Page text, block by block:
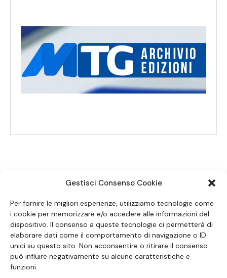
Gestisci Consenso Cookie
Per fornire le migliori esperienze, utilizziamo tecnologie come
i cookie per memorizzare e/o accedere alle informazioni del
dispositivo. Il consenso a queste tecnologie ci permetterà di
elaborare dati come il comportamento di navigazione o ID
unici su questo sito. Non acconsentire o ritirare il consenso
può influire negativamente su alcune caratteristiche e
funzioni.
SEGUICI SUI SOCIAL